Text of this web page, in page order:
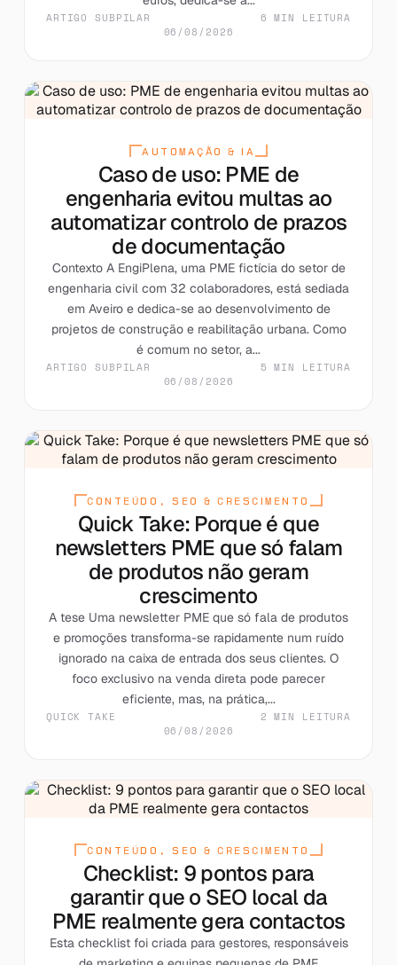
ARTIGO SUBPILAR
6 MIN LEITURA
06/08/2026
AUTOMAÇÃO & IA
Caso de uso: PME de
engenharia evitou multas ao
automatizar controlo de prazos
de documentação
Contexto A EngiPlena, uma PME fictícia do setor de
engenharia civil com 32 colaboradores, está sediada
em Aveiro e dedica-se ao desenvolvimento de
projetos de construção e reabilitação urbana. Como
é comum no setor, a...
ARTIGO SUBPILAR
5 MIN LEITURA
06/08/2026
CONTEÚDO, SEO & CRESCIMENTO
Quick Take: Porque é que
newsletters PME que só falam
de produtos não geram
crescimento
A tese Uma newsletter PME que só fala de produtos
e promoções transforma-se rapidamente num ruído
ignorado na caixa de entrada dos seus clientes. O
foco exclusivo na venda direta pode parecer
eficiente, mas, na prática,...
QUICK TAKE
2 MIN LEITURA
06/08/2026
CONTEÚDO, SEO & CRESCIMENTO
Checklist: 9 pontos para
garantir que o SEO local da
PME realmente gera contactos
Esta checklist foi criada para gestores, responsáveis